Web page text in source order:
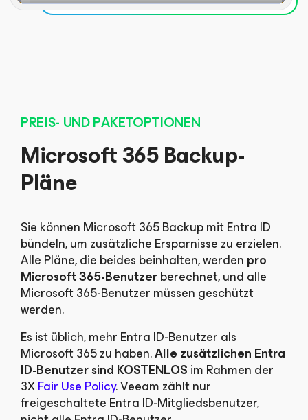
PREIS- UND PAKETOPTIONEN
Microsoft 365 Backup-
Pläne
Sie können Microsoft 365 Backup mit Entra ID
bündeln, um zusätzliche Ersparnisse zu erzielen.
Alle Pläne, die beides beinhalten, werden pro
Microsoft 365-Benutzerberechnet, und alle
Microsoft 365-Benutzer müssen geschützt
werden.
Es ist üblich, mehr Entra ID-Benutzer als
Microsoft 365 zu haben.Alle zusätzlichen Entra
ID-Benutzer sind KOSTENLOS im Rahmen der
3XFair Use Policy. Veeam zählt nur
freigeschaltete Entra ID-Mitgliedsbenutzer,